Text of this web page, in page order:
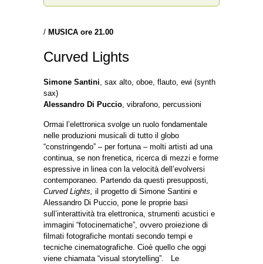
/ MUSICA ore 21.00
Curved Lights
Simone Santini , sax alto, oboe, flauto, ewi (synth
sax)
Alessandro Di Puccio , vibrafono, percussioni
Ormai l’elettronica svolge un ruolo fondamentale
nelle produzioni musicali di tutto il globo
“constringendo” – per fortuna – molti artisti ad una
continua, se non frenetica, ricerca di mezzi e forme
espressive in linea con la velocità dell’evolversi
contemporaneo. Partendo da questi presupposti,
Curved Lights, il progetto di Simone Santini e
Alessandro Di Puccio, pone le proprie basi
sull’interattività tra elettronica, strumenti acustici e
immagini “fotocinematiche”, ovvero proiezione di
filmati fotografiche montati secondo tempi e
tecniche cinematografiche. Cioè quello che oggi
viene chiamata “visual storytelling”. Le